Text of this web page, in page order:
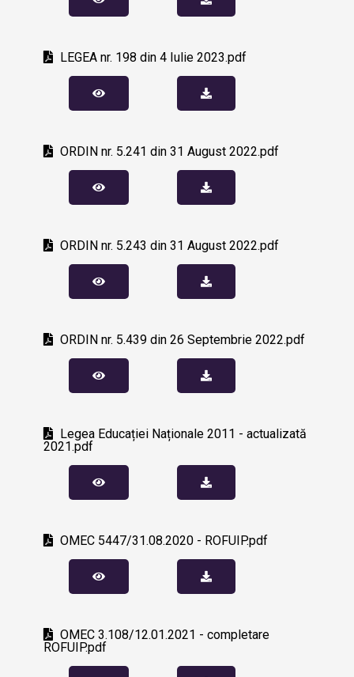
LEGEA nr. 198 din 4 Iulie 2023.pdf
ORDIN nr. 5.241 din 31 August 2022.pdf
ORDIN nr. 5.243 din 31 August 2022.pdf
ORDIN nr. 5.439 din 26 Septembrie 2022.pdf
Legea Educației Naționale 2011 - actualizată
2021.pdf
OMEC 5447/31.08.2020 - ROFUIP.pdf
OMEC 3.108/12.01.2021 - completare
ROFUIP.pdf